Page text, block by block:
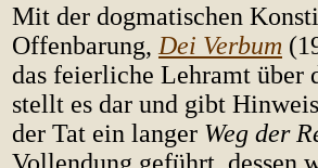
Mit der dogmatischen
Offenbarung, Dei Verbum
das feierliche Lehramt über
stellt es dar und gibt
der Tat ein langer Weg der
Vollendung geführt, dessen